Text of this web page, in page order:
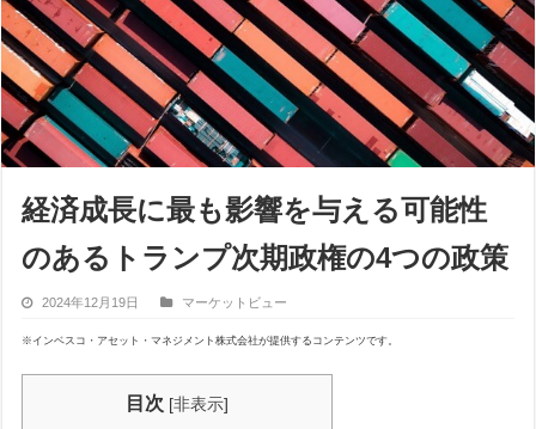
経済成長に最も影響を与える可能性
のあるトランプ次期政権の4つの政策
2024年12月19日 マーケットビュー
※インベスコ・アセット・マネジメント株式会社が提供するコンテンツです。
目次 [非表示]